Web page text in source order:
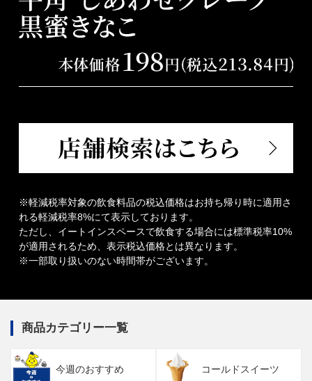
※軽減税率対象の飲食料品の税込価格はお持ち帰り時に適用さ
れる軽減税率8%にて表示しております。
ただし、イートインスペースで飲食する場合には標準税率10%
が適用されるため、表示税込価格とは異なります。
※一部取り扱いのない時間帯がございます。
商品カテゴリー一覧
今週のおすすめ コールドスイーツ